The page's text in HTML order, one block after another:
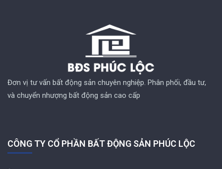
Đơn vị tư vấn bất động sản chuyên nghiệp. Phân phối, đầu tư,
và chuyển nhượng bất động sản cao cấp
CÔNG TY CỔ PHẦN BẤT ĐỘNG SẢN PHÚC LỘC